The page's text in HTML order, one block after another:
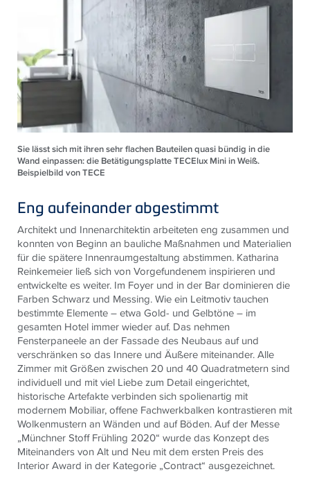
Sie lässt sich mit ihren sehr flachen Bauteilen quasi bündig in die
Wand einpassen: die Betätigungsplatte TECElux Mini in Weiß.
Beispielbild von TECE
Eng aufeinander abgestimmt
Architekt und Innenarchitektin arbeiteten eng zusammen und
konnten von Beginn an bauliche Maßnahmen und Materialien
für die spätere Innenraumgestaltung abstimmen. Katharina
Reinkemeier ließ sich von Vorgefundenem inspirieren und
entwickelte es weiter. Im Foyer und in der Bar dominieren die
Farben Schwarz und Messing. Wie ein Leitmotiv tauchen
bestimmte Elemente – etwa Gold- und Gelbtöne – im
gesamten Hotel immer wieder auf. Das nehmen
Fensterpaneele an der Fassade des Neubaus auf und
verschränken so das Innere und Äußere miteinander. Alle
Zimmer mit Größen zwischen 20 und 40 Quadratmetern sind
individuell und mit viel Liebe zum Detail eingerichtet,
historische Artefakte verbinden sich spolienartig mit
modernem Mobiliar, offene Fachwerkbalken kontrastieren mit
Wolkenmustern an Wänden und auf Böden. Auf der Messe
„Münchner Stoff Frühling 2020“ wurde das Konzept des
Miteinanders von Alt und Neu mit dem ersten Preis des
Interior Award in der Kategorie „Contract“ ausgezeichnet.